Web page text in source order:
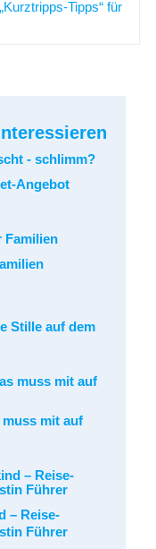
Tipps“ für
Angebot
Stille auf dem
muss mit auf
– Reise-
Führer